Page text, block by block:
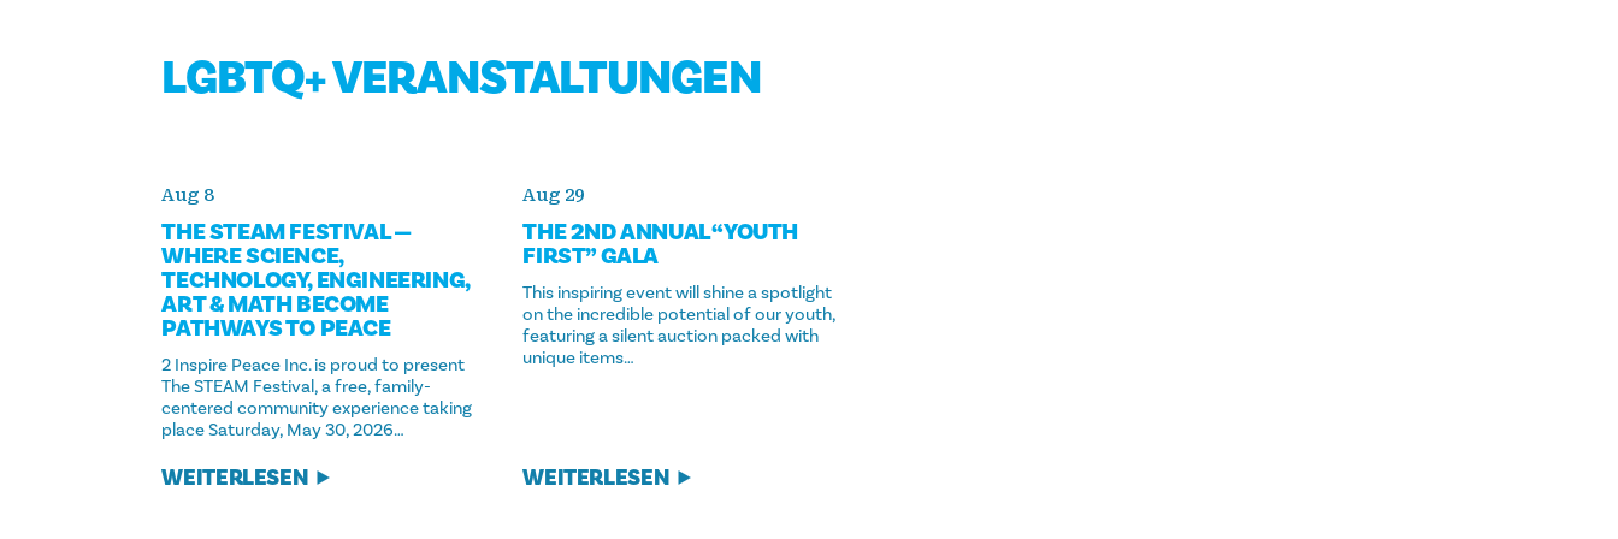
LGBTQ+ VERANSTALTUNGEN
Aug 8
THE STEAM FESTIVAL —
WHERE SCIENCE,
TECHNOLOGY, ENGINEERING,
ART & MATH BECOME
PATHWAYS TO PEACE
2 Inspire Peace Inc. is proud to present
The STEAM Festival, a free, family-
centered community experience taking
place Saturday, May 30, 2026…
WEITERLESEN
Aug 29
THE 2ND ANNUAL“YOUTH
FIRST” GALA
This inspiring event will shine a spotlight
on the incredible potential of our youth,
featuring a silent auction packed with
unique items…
WEITERLESEN